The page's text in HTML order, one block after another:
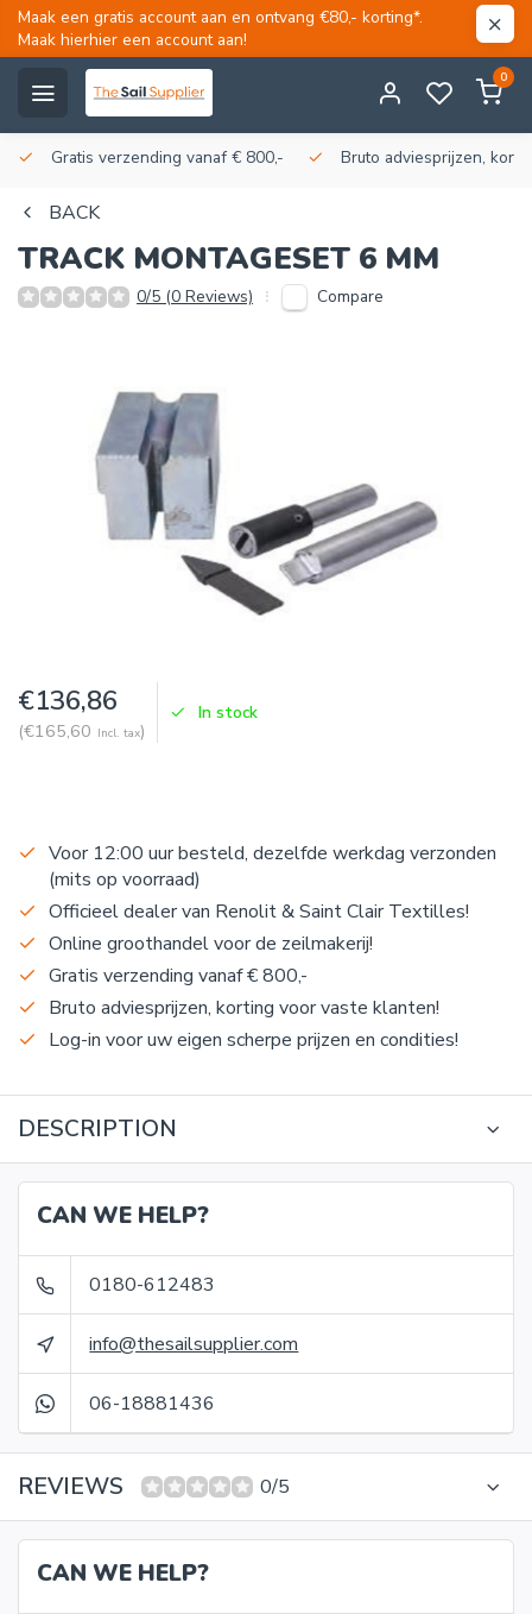
Maak een gratis account aan en ontvang €80,- korting*.
Maak hierhier een account aan!
0
Gratis verzending vanaf € 800,- Bruto adviesprijzen,
BACK
TRACK MONTAGESET 6 MM
0/5 (0 Reviews) Compare
€136,86
(€165,60 Incl. tax)
In stock
Voor 12:00 uur besteld, dezelfde werkdag verzonden
(mits op voorraad)
Officieel dealer van Renolit & Saint Clair Textilles!
Online groothandel voor de zeilmakerij!
Gratis verzending vanaf € 800,-
Bruto adviesprijzen, korting voor vaste klanten!
Log-in voor uw eigen scherpe prijzen en condities!
DESCRIPTION
CAN WE HELP?
0180-612483
info@thesailsupplier.com
06-18881436
REVIEWS 0/5
CAN WE HELP?